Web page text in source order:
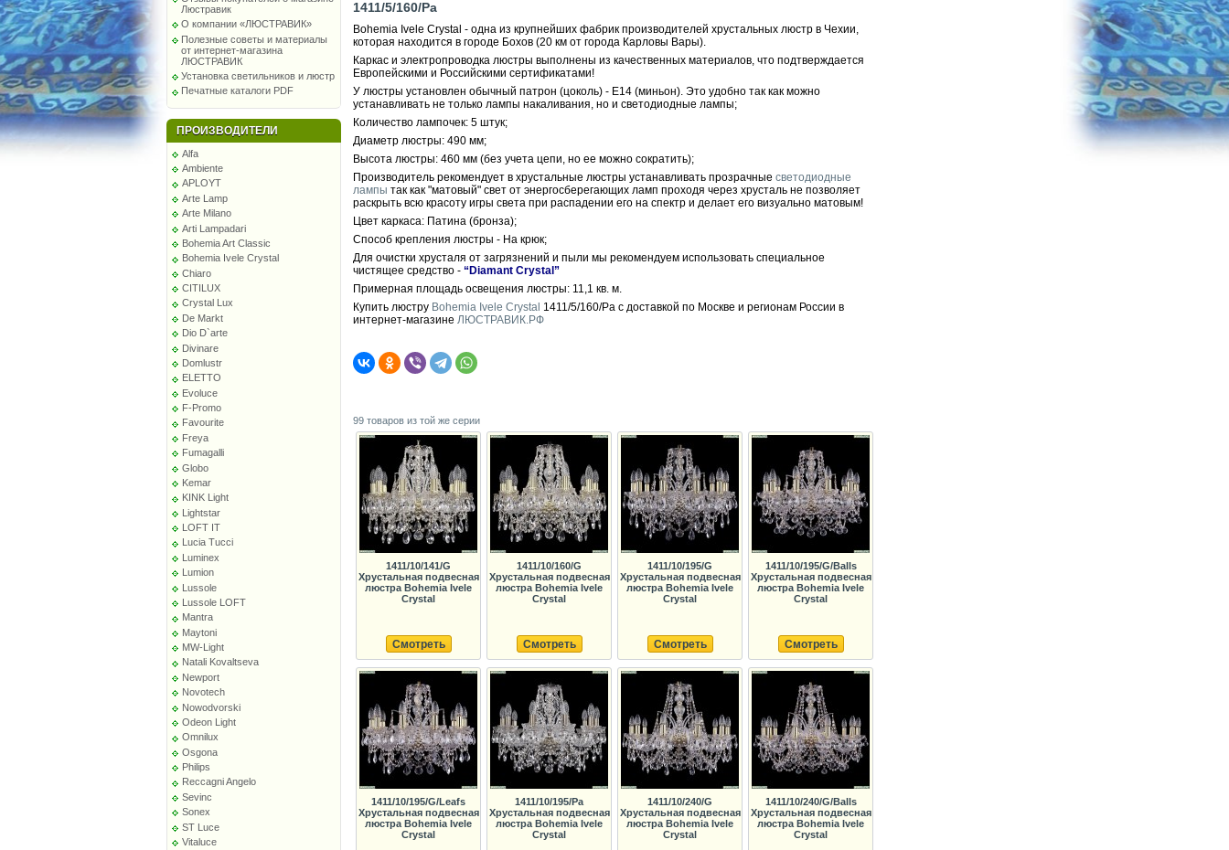
Люстравик
О компании «ЛЮСТРАВИК»
Полезные советы и материалы
от интернет-магазина
ЛЮСТРАВИК
Установка светильников и люстр
Печатные каталоги PDF
ПРОИЗВОДИТЕЛИ
Alfa
Ambiente
APLOYT
Arte Lamp
Arte Milano
Arti Lampadari
Bohemia Art Classic
Bohemia Ivele Crystal
Chiaro
CITILUX
Crystal Lux
De Markt
Dio D`arte
Divinare
Domlustr
ELETTO
Evoluce
F-Promo
Favourite
Freya
Fumagalli
Globo
Kemar
KINK Light
Lightstar
LOFT IT
Lucia Tucci
Luminex
Lumion
Lussole
Lussole LOFT
Mantra
Maytoni
MW-Light
Natali Kovaltseva
Newport
Novotech
Nowodvorski
Odeon Light
Omnilux
Osgona
Philips
Reccagni Angelo
Sevinc
Sonex
ST Luce
Vitaluce
1411/5/160/Pa
Bohemia Ivele Crystal - одна из крупнейших фабрик производителей хрустальных люстр в Чехии,
которая находится в городе Бохов (20 км от города Карловы Вары).
Каркас и электропроводка люстры выполнены из качественных материалов, что подтверждается
Европейскими и Российскими сертификатами!
У люстры установлен обычный патрон (цоколь) - E14 (миньон). Это удобно так как можно
устанавливать не только лампы накаливания, но и светодиодные лампы;
Количество лампочек: 5 штук;
Диаметр люстры: 490 мм;
Высота люстры: 460 мм (без учета цепи, но ее можно сократить);
Производитель рекомендует в хрустальные люстры устанавливать прозрачные светодиодные
лампы так как "матовый" свет от энергосберегающих ламп проходя через хрусталь не позволяет
раскрыть всю красоту игры света при распадении его на спектр и делает его визуально матовым!
Цвет каркаса: Патина (бронза);
Способ крепления люстры - На крюк;
Для очистки хрусталя от загрязнений и пыли мы рекомендуем использовать специальное
чистящее средство - “Diamant Crystal”
Примерная площадь освещения люстры: 11,1 кв. м.
Купить люстру Bohemia Ivele Crystal 1411/5/160/Pa с доставкой по Москве и регионам России в
интернет-магазине ЛЮСТРАВИК.РФ
99 товаров из той же серии
1411/10/141/G
Хрустальная подвесная
люстра Bohemia Ivele
Crystal
Смотреть
1411/10/160/G
Хрустальная подвесная
люстра Bohemia Ivele
Crystal
Смотреть
1411/10/195/G
Хрустальная подвесная
люстра Bohemia Ivele
Crystal
Смотреть
1411/10/195/G/Balls
Хрустальная подвесная
люстра Bohemia Ivele
Crystal
Смотреть
1411/10/195/G/Leafs
Хрустальная подвесная
люстра Bohemia Ivele
Crystal
1411/10/195/Pa
Хрустальная подвесная
люстра Bohemia Ivele
Crystal
1411/10/240/G
Хрустальная подвесная
люстра Bohemia Ivele
Crystal
1411/10/240/G/Balls
Хрустальная подвесная
люстра Bohemia Ivele
Crystal